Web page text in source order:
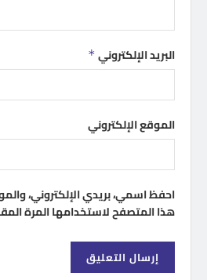
البريد الإلكتروني *
الموقع الإلكتروني
احفظ اسمي، بريدي الإلكتروني،
هذا المتصفح لاستخدامها المرة